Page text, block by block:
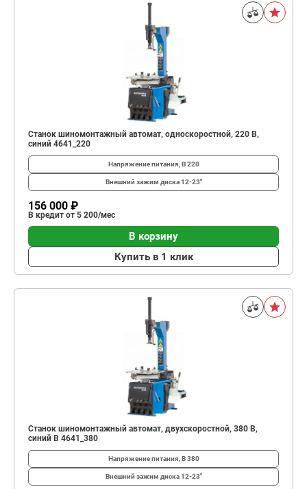
Станок шиномонтажный автомат, односкоростной, 220 В,
синий 4641_220
Напряжение питания, В220
Внешний зажим диска12-23"
156 000 ₽
В кредит от 5 200/мес
В корзину
Купить в 1 клик
Станок шиномонтажный автомат, двухскоростной, 380 В,
синий В 4641_380
Напряжение питания, В380
Внешний зажим диска12-23"